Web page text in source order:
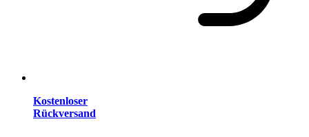
Kostenloser
Rückversand